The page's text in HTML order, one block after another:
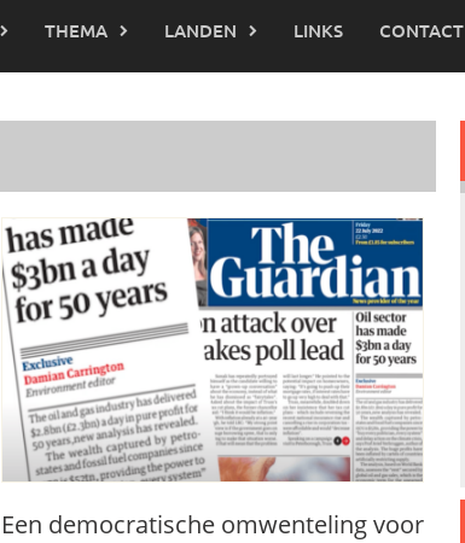
THEMA LANDEN LINKS CONTACT
Een democratische omwenteling voor